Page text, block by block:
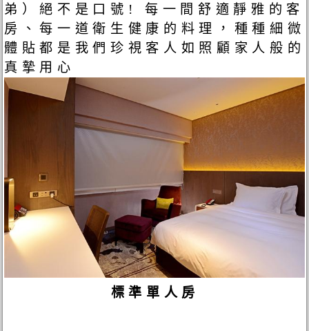
弟）絕不是口號! 每一間舒適靜雅的客
房、每一道衛生健康的料理，種種細微
體貼都是我們珍視客人如照顧家人般的
真摯用心
標準單人房